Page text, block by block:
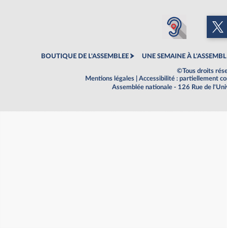
BOUTIQUE DE L'ASSEMBLEE UNE SEMAINE À
©Tous droits
Mentions légales
Accessibilité : partiellement
Assemblée nationale - 126 Rue de